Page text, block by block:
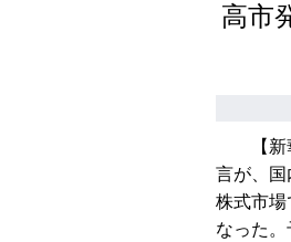
高市
【新
言が、国
株式市場
なった